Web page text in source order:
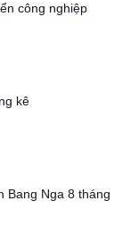
công nghiệp
kê
Bang Nga 8 tháng